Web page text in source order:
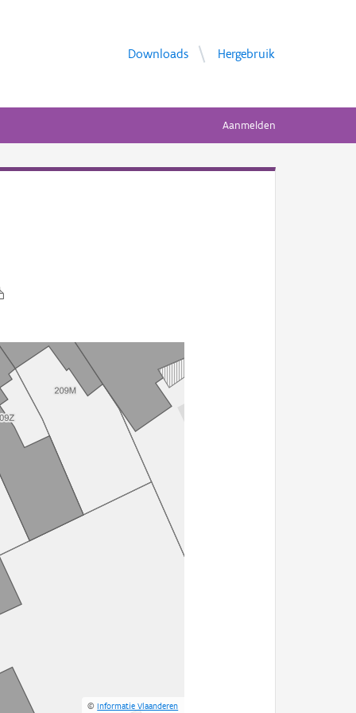
Downloads Hergebruik
Aanmelden
©Informatie Vlaanderen